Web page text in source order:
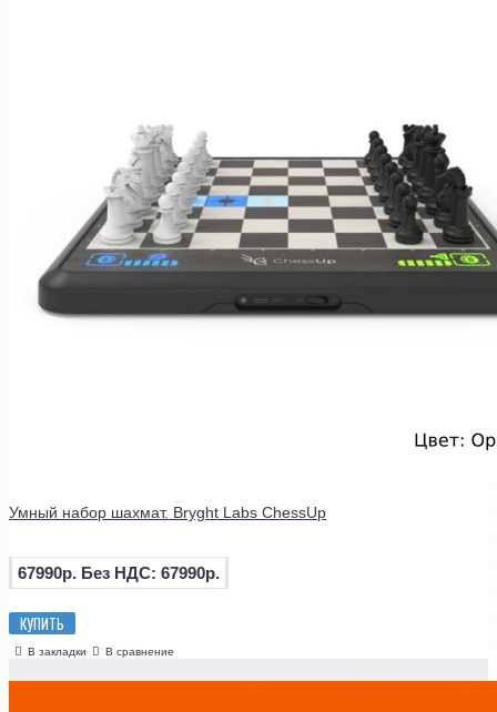
Умный набор шахмат. Bryght Labs ChessUp
67990р. Без НДС: 67990р.
КУПИТЬ
В закладки В сравнение